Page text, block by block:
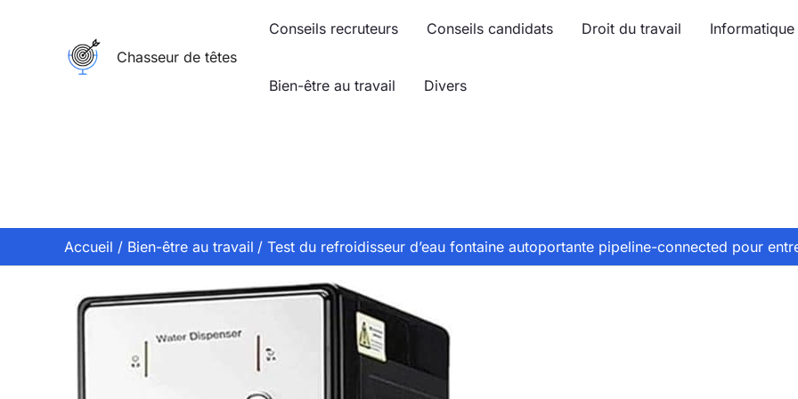
Chasseur de têtes
Conseils recruteurs Conseils candidats Droit du travail
Bien-être au travail Divers
Accueil Bien-être au travail Test du refroidisseur d’eau fontaine autoportante pipeline-connected pour